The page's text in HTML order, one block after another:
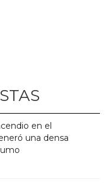
en el
una densa